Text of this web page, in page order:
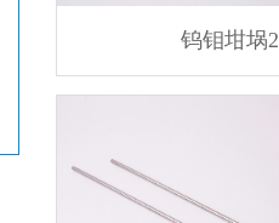
钨钼坩埚2